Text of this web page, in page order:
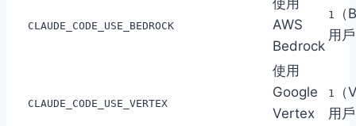
CLAUDE_CODE_USE_BEDROCK
使用
AWS
Bedrock
1
用
CLAUDE_CODE_USE_VERTEX
使用
Google
Vertex
1
用